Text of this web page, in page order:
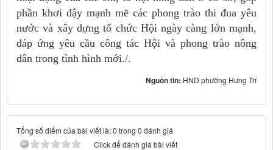
phần khơi dậy mạnh mẽ các phong trào thi đua yêu
nước và xây dựng tổ chức Hội ngày càng lớn mạnh,
đáp ứng yêu cầu công tác Hội và phong trào nông
dân trong tình hình mới./.
Nguồn tin: HND phường Hưng Trí
Tổng số điểm của bài viết là: 0 trong 0 đánh giá
Click để đánh giá bài viết